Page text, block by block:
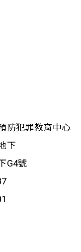
防犯罪教育中心
下
G4號